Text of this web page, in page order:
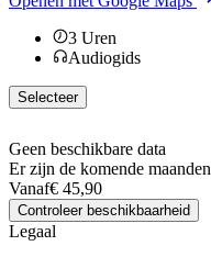
3 Uren
Audiogids
Selecteer
Geen beschikbare data
Er zijn de komende
Vanaf€ 45,90
Controleer beschikbaarheid
Legaal